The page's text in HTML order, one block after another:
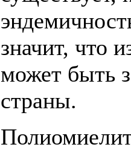
значит, что
может быть
страны.